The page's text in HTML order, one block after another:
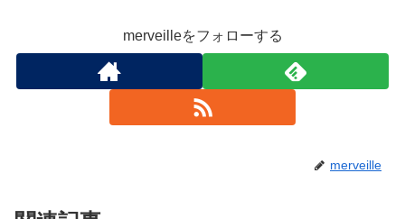
merveilleをフォローする
merveille